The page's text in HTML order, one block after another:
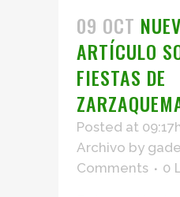
09 OCT
ARTÍCULO
FIESTAS DE
Posted at
Archivo by
Comments
0